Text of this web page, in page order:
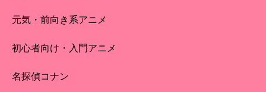
元気・前向き系アニメ
初心者向け・入門アニメ
名探偵コナン